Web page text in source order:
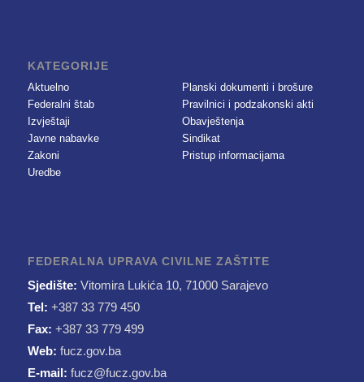
KATEGORIJE
Aktuelno
Federalni štab
Izvještaji
Javne nabavke
Zakoni
Uredbe
Planski dokumenti i brošure
Pravilnici i podzakonski akti
Obavještenja
Sindikat
Pristup informacijama
FEDERALNA UPRAVA CIVILNE ZAŠTITE
Sjedište: Vitomira Lukića 10, 71000 Sarajevo
Tel: +387 33 779 450
Fax: +387 33 779 499
Web: fucz.gov.ba
E-mail: fucz@fucz.gov.ba